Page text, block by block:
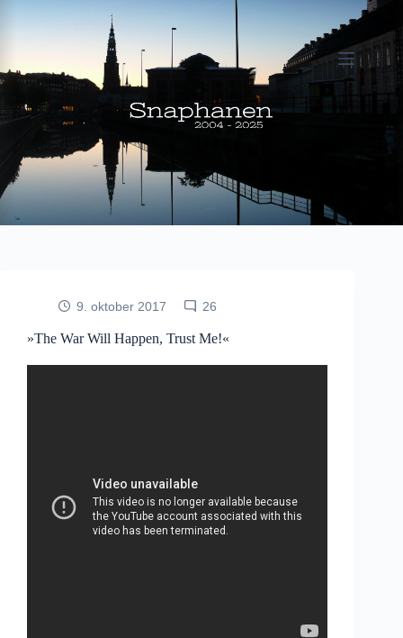
9. oktober 2017 26
»The War Will Happen, Trust Me!«